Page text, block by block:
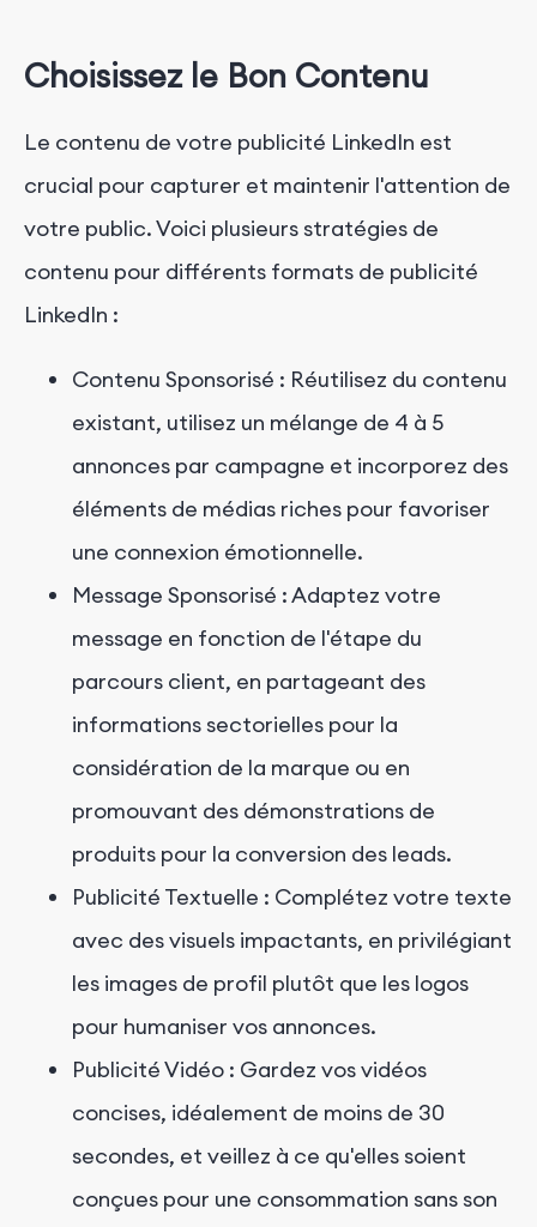
Choisissez le Bon Contenu
Le contenu de votre publicité LinkedIn est
crucial pour capturer et maintenir l'attention de
votre public. Voici plusieurs stratégies de
contenu pour différents formats de publicité
LinkedIn :
Contenu Sponsorisé : Réutilisez du contenu
existant, utilisez un mélange de 4 à 5
annonces par campagne et incorporez des
éléments de médias riches pour favoriser
une connexion émotionnelle.
Message Sponsorisé : Adaptez votre
message en fonction de l'étape du
parcours client, en partageant des
informations sectorielles pour la
considération de la marque ou en
promouvant des démonstrations de
produits pour la conversion des leads.
Publicité Textuelle : Complétez votre texte
avec des visuels impactants, en privilégiant
les images de profil plutôt que les logos
pour humaniser vos annonces.
Publicité Vidéo : Gardez vos vidéos
concises, idéalement de moins de 30
secondes, et veillez à ce qu'elles soient
conçues pour une consommation sans son